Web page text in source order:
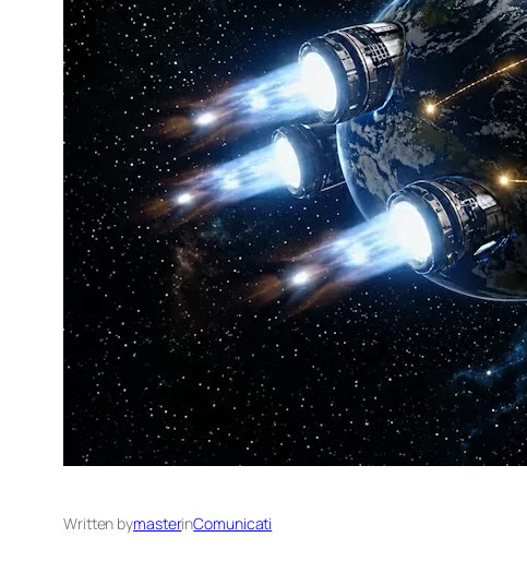
Written bymasterinComunicati